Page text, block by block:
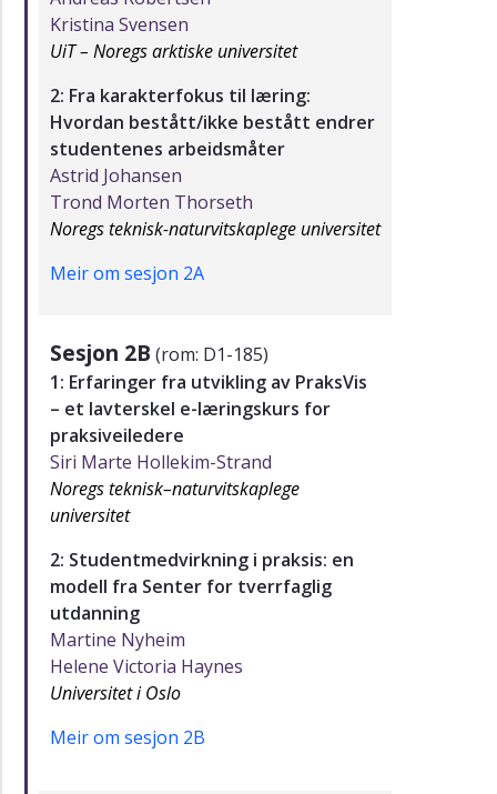
Kristina Svensen
UiT – Noregs arktiske universitet
2: Fra karakterfokus til læring:
Hvordan bestått/ikke bestått endrer
studentenes arbeidsmåter
Astrid Johansen
Trond Morten Thorseth
Noregs teknisk-naturvitskaplege universitet
Meir om sesjon 2A
Sesjon 2B (rom: D1-185)
1: Erfaringer fra utvikling av PraksVis
– et lavterskel e-læringskurs for
praksiveiledere
Siri Marte Hollekim-Strand
Noregs teknisk–naturvitskaplege
universitet
2: Studentmedvirkning i praksis: en
modell fra Senter for tverrfaglig
utdanning
Martine Nyheim
Helene Victoria Haynes
Universitet i Oslo
Meir om sesjon 2B